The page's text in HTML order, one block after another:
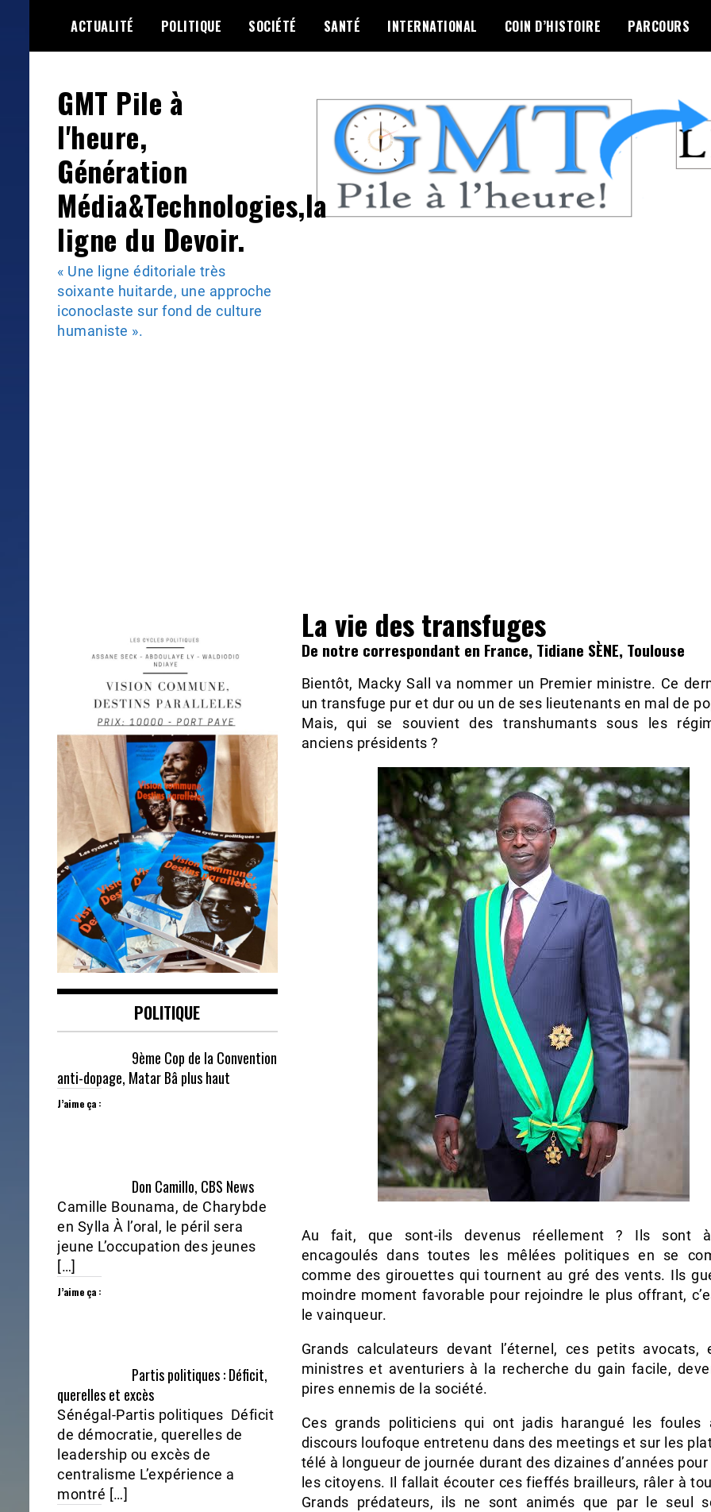
content
ACTUALITÉ POLITIQUE SOCIÉTÉ SANTÉ INTERNATIONAL COIN D’HISTOIRE PARCOURS
GMT Pile à
l'heure,
Génération
Média&Technologies,la
ligne du Devoir.
« Une ligne éditoriale très
soixante huitarde, une approche
iconoclaste sur fond de culture
humaniste ».
La vie des transfuges
De notre correspondant en France, Tidiane SÈNE, Toulouse
Bientôt, Macky Sall va nommer un Premier ministre. Ce
un transfuge pur et dur ou un de ses lieutenants en mal de
Mais, qui se souvient des transhumants sous les
anciens présidents ?
Au fait, que sont-ils devenus réellement ? Ils sont à
encagoulés dans toutes les mêlées politiques en se
comme des girouettes qui tournent au gré des vents. Ils
moindre moment favorable pour rejoindre le plus offrant,
le vainqueur.
Grands calculateurs devant l’éternel, ces petits avocats,
ministres et aventuriers à la recherche du gain facile,
pires ennemis de la société.
Ces grands politiciens qui ont jadis harangué les foules
discours loufoque entretenu dans des meetings et sur les
télé à longueur de journée durant des dizaines d’années
les citoyens. Il fallait écouter ces fieffés brailleurs, râler à
Grands prédateurs, ils ne sont animés que par le seul
POLITIQUE
9ème Cop de la Convention
anti-dopage, Matar Bâ plus haut
J’aime ça :
Don Camillo, CBS News
Camille Bounama, de Charybde
en Sylla À l’oral, le péril sera
jeune L’occupation des jeunes
[…]
J’aime ça :
Partis politiques : Déficit,
querelles et excès
Sénégal-Partis politiques Déficit
de démocratie, querelles de
leadership ou excès de
centralisme L’expérience a
montré […]